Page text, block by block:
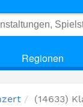
Regionen
(14633)